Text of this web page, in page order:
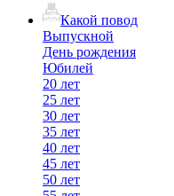
Какой повод
Выпускной
День рождения
Юбилей
20 лет
25 лет
30 лет
35 лет
40 лет
45 лет
50 лет